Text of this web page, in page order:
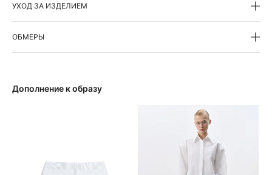
УХОД ЗА ИЗДЕЛИЕМ
ОБМЕРЫ
Дополнение к образу